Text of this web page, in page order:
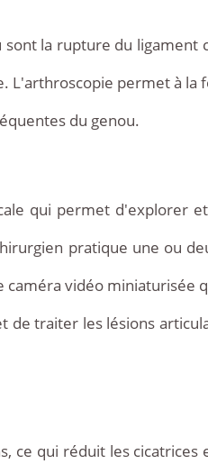
la rupture du ligament
permet à
du genou.
qui permet d'explorer
pratique une ou
vidéo miniaturisée
traiter les lésions
ce qui réduit les